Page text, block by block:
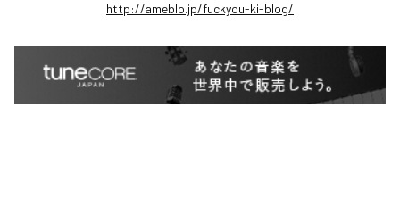
http://ameblo.jp/fuckyou-ki-blog/